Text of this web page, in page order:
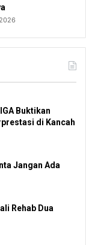
Buktikan
di Kancah
Jangan Ada
Rehab Dua